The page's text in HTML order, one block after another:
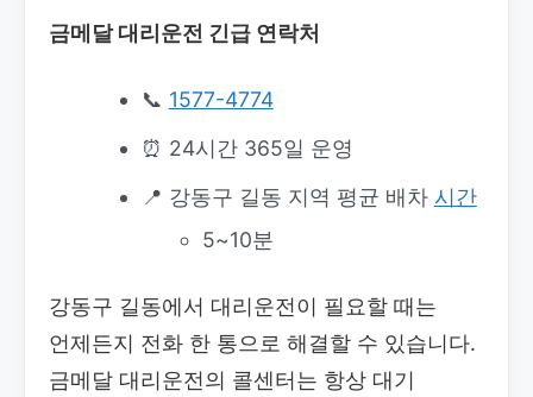
금메달 대리운전 긴급 연락처
📞 1577-4774
⏰ 24시간 365일 운영
📍 강동구 길동 지역 평균 배차 시간
5~10분
강동구 길동에서 대리운전이 필요할 때는
언제든지 전화 한 통으로 해결할 수 있습니다.
금메달 대리운전의 콜센터는 항상 대기